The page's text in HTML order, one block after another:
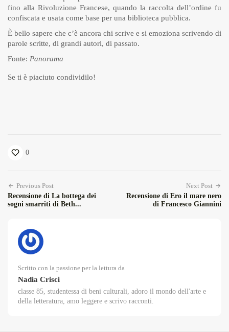
fino alla Rivoluzione Francese, quando la raccolta dell’ordine fu
confiscata e usata come base per una biblioteca pubblica.
È bello sapere che c’è ancora chi scrive e si emoziona scrivendo di
parole scritte, di grandi autori, di passato.
Fonte: Panorama
Se ti è piaciuto condividilo!
0
Previous Post
Recensione di La bottega dei
sogni smarriti di Beth...
Next Post
Recensione di Ero il mare nero
di Francesco Giannini
Scritto con la passione per la lettura da
Nadia Crisci
classe 85, studentessa di beni culturali, adoro il mondo dell'arte e
della letteratura, amo leggere e scrivo racconti.